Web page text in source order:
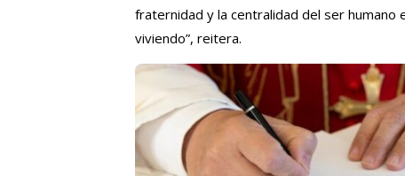
fraternidad y la centralidad del ser
viviendo”, reitera.